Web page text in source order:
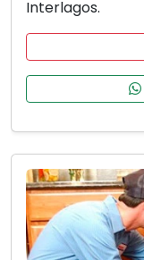
Interlagos.